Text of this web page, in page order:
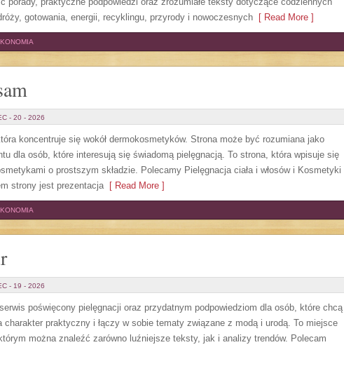
gotowania, energii, recyklingu, przyrody i nowoczesnych [ Read More ]
- 20 - 2026
koncentruje się wokół dermokosmetyków. Strona może być rozumiana jako
dla osób, które interesują się świadomą pielęgnacją. To strona, która wpisuje się
o prostszym składzie. Polecamy Pielęgnacja ciała i włosów i Kosmetyki
strony jest prezentacja[ Read More ]
- 19 - 2026
poświęcony pielęgnacji oraz przydatnym podpowiedziom dla osób, które chcą
praktyczny i łączy w sobie tematy związane z modą i urodą. To miejsce
można znaleźć zarówno luźniejsze teksty, jak i analizy trendów. Polecam